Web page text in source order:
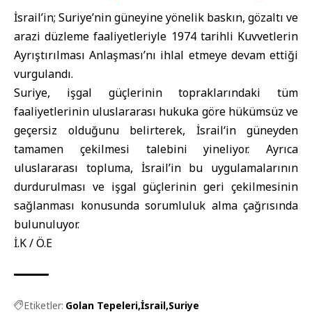
İsrail’in; Suriye’nin güneyine yönelik baskın, gözaltı ve
arazi düzleme faaliyetleriyle 1974 tarihli Kuvvetlerin
Ayrıştırılması Anlaşması’nı ihlal etmeye devam ettiği
vurgulandı.
Suriye, işgal güçlerinin topraklarındaki tüm
faaliyetlerinin uluslararası hukuka göre hükümsüz ve
geçersiz olduğunu belirterek, İsrail‘in güneyden
tamamen çekilmesi talebini yineliyor. Ayrıca
uluslararası topluma, İsrail’in bu uygulamalarının
durdurulması ve işgal güçlerinin geri çekilmesinin
sağlanması konusunda sorumluluk alma çağrısında
bulunuluyor.
İ.K / Ö.E
Etiketler: Golan Tepeleri İsrail Suriye